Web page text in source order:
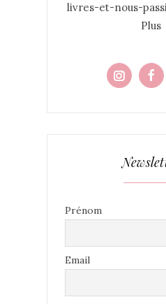
livres-et-nous-
Plus
Prénom
Email